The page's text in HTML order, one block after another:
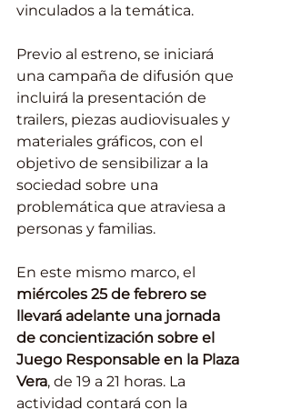
vinculados a la temática.
Previo al estreno, se iniciará
una campaña de difusión que
incluirá la presentación de
trailers, piezas audiovisuales y
materiales gráficos, con el
objetivo de sensibilizar a la
sociedad sobre una
problemática que atraviesa a
personas y familias.
En este mismo marco, el
miércoles 25 de febrero se
llevará adelante una jornada
de concientización sobre el
Juego Responsable en la Plaza
Vera, de 19 a 21 horas. La
actividad contará con la